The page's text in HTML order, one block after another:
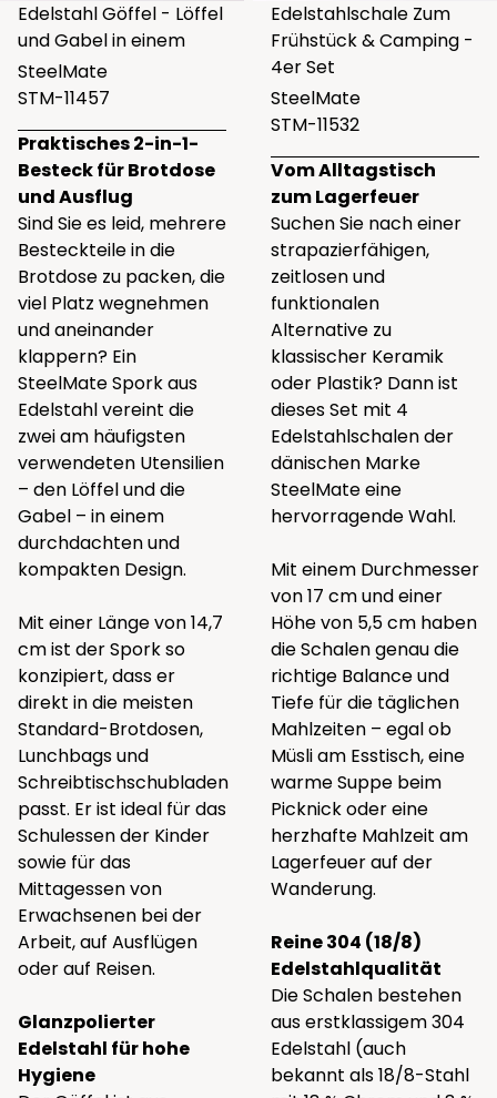
Edelstahl Göffel - Löffel
und Gabel in einem
SteelMate
STM-11457
Praktisches 2-in-1-
Besteck für Brotdose
und Ausflug
Sind Sie es leid, mehrere
Besteckteile in die
Brotdose zu packen, die
viel Platz wegnehmen
und aneinander
klappern? Ein
SteelMate Spork aus
Edelstahl vereint die
zwei am häufigsten
verwendeten Utensilien
– den Löffel und die
Gabel – in einem
durchdachten und
kompakten Design.
Mit einer Länge von 14,7
cm ist der Spork so
konzipiert, dass er
direkt in die meisten
Standard-Brotdosen,
Lunchbags und
Schreibtischschubladen
passt. Er ist ideal für das
Schulessen der Kinder
sowie für das
Mittagessen von
Erwachsenen bei der
Arbeit, auf Ausflügen
oder auf Reisen.
Glanzpolierter
Edelstahl für hohe
Hygiene
Edelstahlschale Zum
Frühstück & Camping -
4er Set
SteelMate
STM-11532
Vom Alltagstisch
zum Lagerfeuer
Suchen Sie nach einer
strapazierfähigen,
zeitlosen und
funktionalen
Alternative zu
klassischer Keramik
oder Plastik? Dann ist
dieses Set mit 4
Edelstahlschalen der
dänischen Marke
SteelMate eine
hervorragende Wahl.
Mit einem Durchmesser
von 17 cm und einer
Höhe von 5,5 cm haben
die Schalen genau die
richtige Balance und
Tiefe für die täglichen
Mahlzeiten – egal ob
Müsli am Esstisch, eine
warme Suppe beim
Picknick oder eine
herzhafte Mahlzeit am
Lagerfeuer auf der
Wanderung.
Reine 304 (18/8)
Edelstahlqualität
Die Schalen bestehen
aus erstklassigem 304
Edelstahl (auch
bekannt als 18/8-Stahl